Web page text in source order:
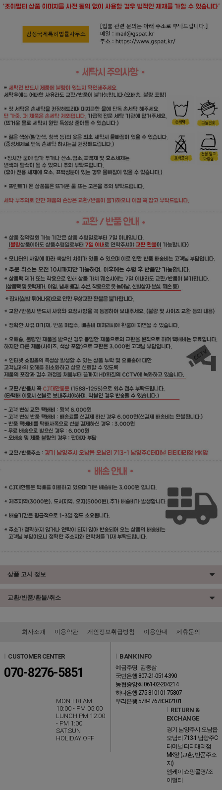
상품 고시 정보
교환/반품/환불/취소
회사소개 이용약관 개인정보취급방침 이용안내 제휴문의
CUSTOMER CENTER
070-8276-5851
MON-FRI AM
10:00 - PM 05:00
LUNCH PM 12:00
- PM 1:00
SAT.SUN
HOLIDAY OFF
BANK INFO
예금주명 : 김종삼
국민은행 807-21-0514-390
농협중앙회 061-02-204214
하나은행 275-810101-75807
우리은행 578-176783-02101
RETURN &
EXCHANGE
경기 남양주시 오남읍
오남리 713-1 남양주C
터미널 티티대리점
MK앞 (교환, 반품주소
지)
엠케이 쇼핑몰명/조
이멀티